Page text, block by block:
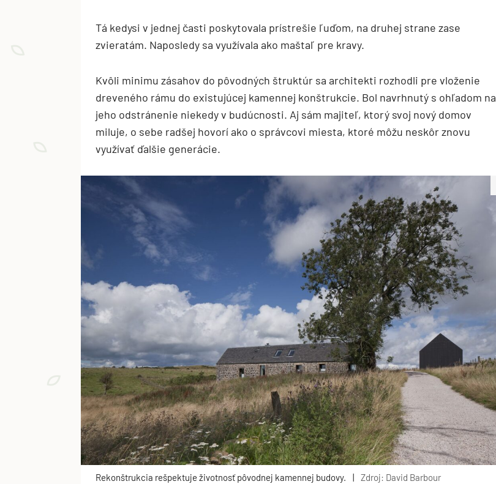
Tá kedysi v jednej časti poskytovala prístrešie ľuďom, na druhej strane zase
zvieratám. Naposledy sa využívala ako maštaľ pre kravy.
Kvôli minimu zásahov do pôvodných štruktúr sa architekti rozhodli pre vloženie
dreveného rámu do existujúcej kamennej konštrukcie. Bol navrhnutý s ohľadom na
jeho odstránenie niekedy v budúcnosti. Aj sám majiteľ, ktorý svoj nový domov
miluje, o sebe radšej hovorí ako o správcovi miesta, ktoré môžu neskôr znovu
využívať ďalšie generácie.
Rekonštrukcia rešpektuje životnosť pôvodnej kamennej budovy. Zdroj: David Barbour